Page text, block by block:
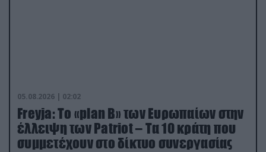
05.08.2026 | 02:02
Freyja: Το «plan Β» των Ευρωπαίων στην
έλλειψη των Patriot – Τα 10 κράτη που
συμμετέχουν στο δίκτυο συνεργασίας